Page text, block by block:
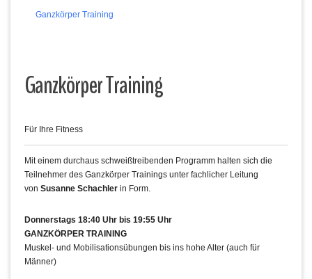
Ganzkörper Training
Ganzkörper Training
Für Ihre Fitness
Mit einem durchaus schweißtreibenden Programm halten sich die
Teilnehmer des Ganzkörper Trainings unter fachlicher Leitung
von Susanne Schachler in Form.
Donnerstags 18:40 Uhr bis 19:55 Uhr
GANZKÖRPER TRAINING
Muskel- und Mobilisationsübungen bis ins hohe Alter (auch für
Männer)